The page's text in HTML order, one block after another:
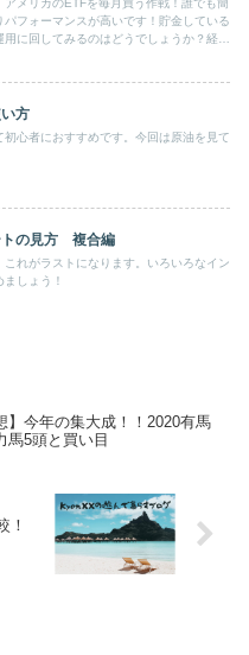
メリカのETFを毎月買う作戦！誰でも簡
パフォーマンスが高いです！貯金している
に回してみるのはどうでしょうか？経済
方
心者におすすめです。今回は原油を見て
トの見方 複合編
れがラストになります。いろいろなイン
しょう！
】今年の集大成！！2020有馬
馬5頭と買い目
！